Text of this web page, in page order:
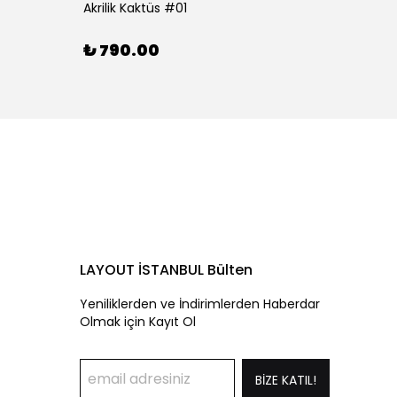
Akrilik Kaktüs #01
₺ 790.00
LAYOUT İSTANBUL Bülten
Yeniliklerden ve İndirimlerden Haberdar
Olmak için Kayıt Ol
BİZE KATIL!